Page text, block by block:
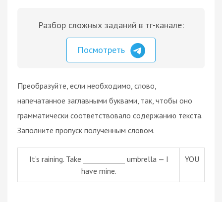
Разбор сложных заданий в тг-канале:
Посмотреть
Преобразуйте, если необходимо, слово,
напечатанное заглавными буквами, так, чтобы оно
грамматически соответствовало содержанию текста.
Заполните пропуск полученным словом.
It’s raining. Take ____________ umbrella — I
have mine.
YOU